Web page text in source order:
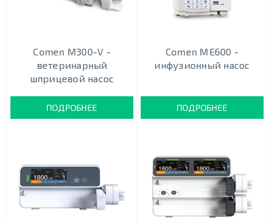
Comen M300-V -
ветеринарный
шприцевой насос
ПОДРОБНЕЕ
Comen ME600 -
инфузионный насос
ПОДРОБНЕЕ